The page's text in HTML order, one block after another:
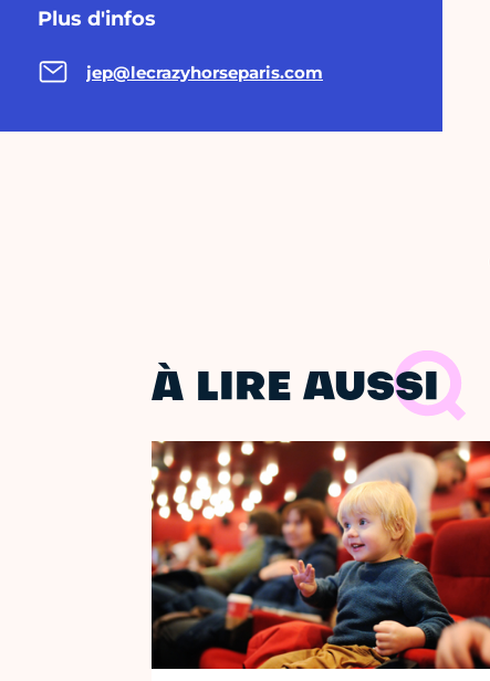
Plus d'infos
jep@lecrazyhorseparis.com
À LIRE AUSSI